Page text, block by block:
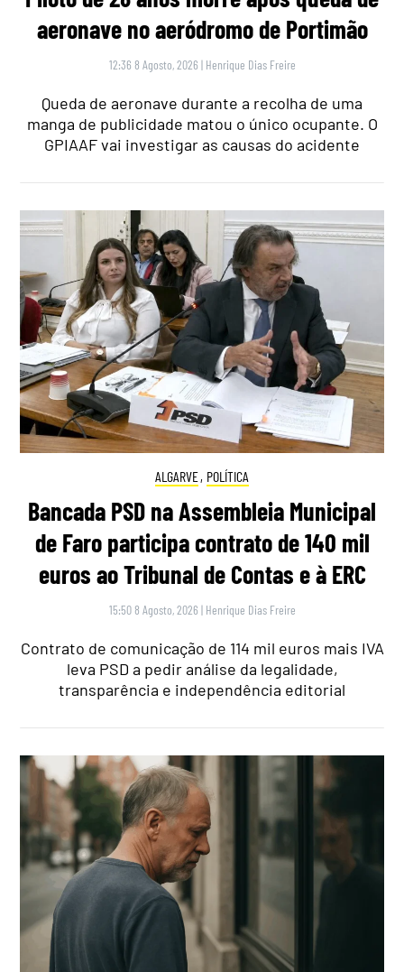
aeronave no aeródromo de Portimão
12:36 8 Agosto, 2026 | Henrique Dias Freire
Queda de aeronave durante a recolha de uma
manga de publicidade matou o único ocupante. O
GPIAAF vai investigar as causas do acidente
ALGARVE, POLÍTICA
Bancada PSD na Assembleia Municipal
de Faro participa contrato de 140 mil
euros ao Tribunal de Contas e à ERC
15:50 8 Agosto, 2026 | Henrique Dias Freire
Contrato de comunicação de 114 mil euros mais IVA
leva PSD a pedir análise da legalidade,
transparência e independência editorial